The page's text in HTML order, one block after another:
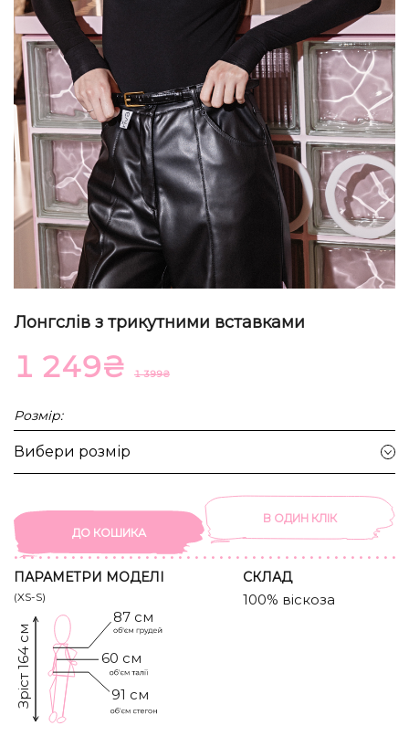
Лонгслів з трикутними вставками
1 399₴
1 249₴
Розмір:
Вибери розмір
ДО КОШИКА
В ОДИН КЛIК
ПАРАМЕТРИ МОДЕЛІ
(XS-S)
87 см
Зріст 164 см 60 см
91 см
CКЛАД
100% віскоза